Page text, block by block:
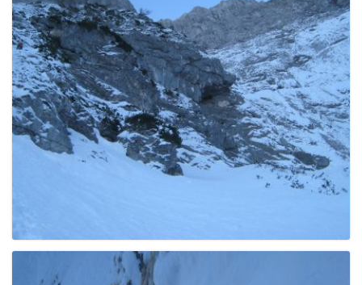
g
a
t